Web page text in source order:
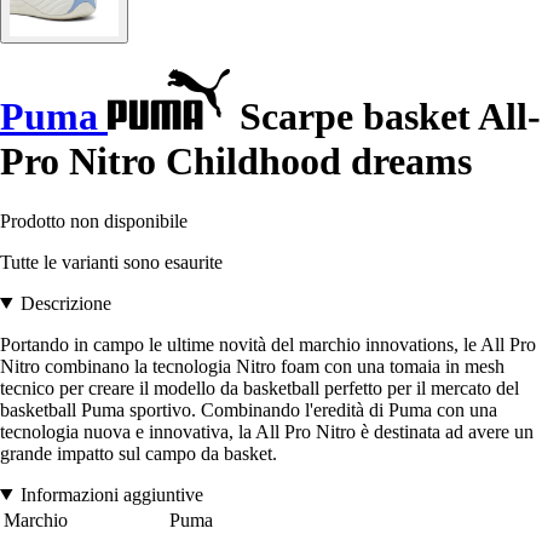
Puma
Scarpe basket All-
Pro Nitro Childhood dreams
Prodotto non disponibile
Tutte le varianti sono esaurite
Descrizione
Portando in campo le ultime novità del marchio innovations, le All Pro
Nitro combinano la tecnologia Nitro foam con una tomaia in mesh
tecnico per creare il modello da basketball perfetto per il mercato del
basketball Puma sportivo. Combinando l'eredità di Puma con una
tecnologia nuova e innovativa, la All Pro Nitro è destinata ad avere un
grande impatto sul campo da basket.
Informazioni aggiuntive
Marchio
Puma